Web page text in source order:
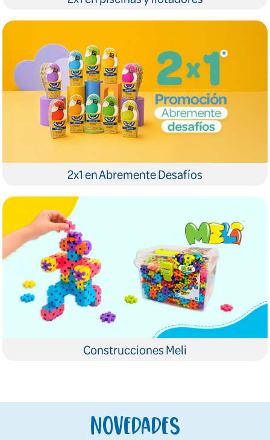
2x1 en Abremente Desafíos
Construcciones Meli
Novedades